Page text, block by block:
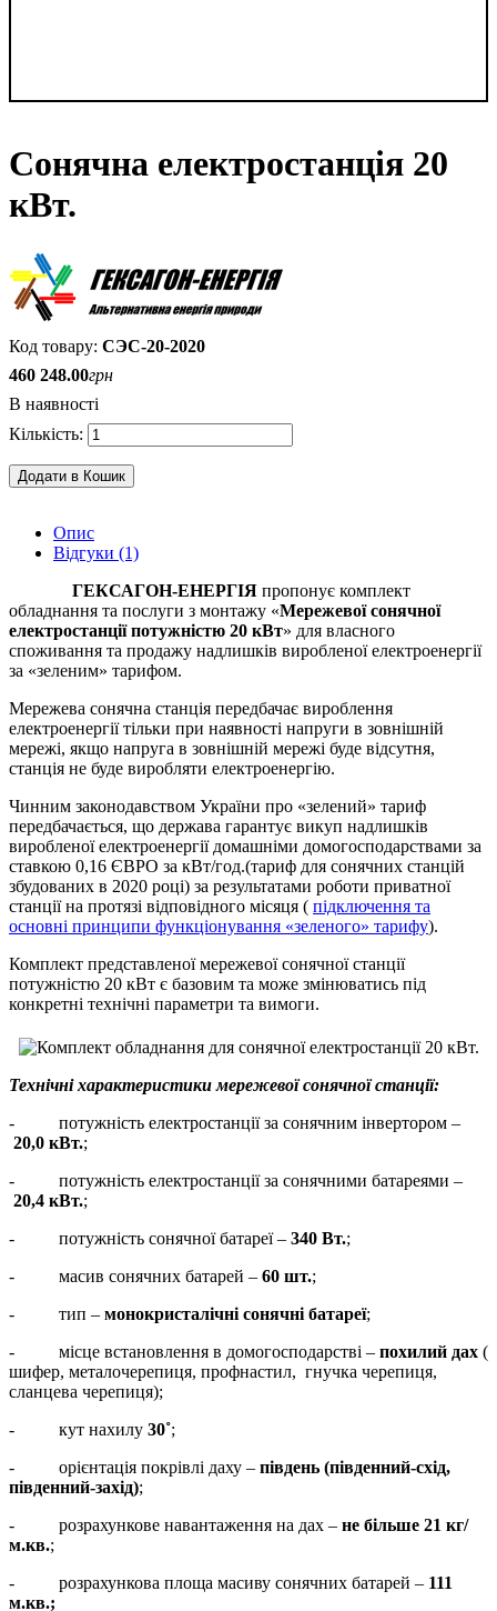
Сонячна електростанція 20
кВт.
СЭС-20-2020
460 248.00грн
В наявності
Додати в Кошик
Опис
Відгуки (1)
ГЕКСАГОН-ЕНЕРГІЯпропонує комплект
обладнання та послуги з монтажу «Мережевої сонячної
електростанції потужністю 20 кВт» для власного
споживання та продажу надлишків виробленої електроенергії
за «зеленим» тарифом.
Мережева сонячна станція передбачає вироблення
електроенергії тільки при наявності напруги в зовнішній
мережі, якщо напруга в зовнішній мережі буде відсутня,
станція не буде виробляти електроенергію.
Чинним законодавством України про «зелений» тариф
передбачається, що держава гарантує викуп надлишків
виробленої електроенергії домашніми домогосподарствами за
ставкою 0,16 ЄВРО за кВт/год.(тариф для сонячних станцій
збудованих в 2020 році) за результатами роботи приватної
станції на протязі відповідного місяця ( підключення та
основні принципи функціонування «зеленого» тарифу).
Комплект представленої мережевої сонячної станції
потужністю 20 кВт є базовим та може змінюватись під
конкретні технічні параметри та вимоги.
Технічні характеристики мережевої сонячної станції:
- потужність електростанції за сонячним інвертором –
20,0 кВт.;
- потужність електростанції за сонячними батареями –
20,4 кВт.;
- потужність сонячної батареї – 340 Вт.;
- масив сонячних батарей – 60 шт.;
- тип – монокристалічні сонячні батареї;
- місце встановлення в домогосподарстві – похилий дах (
шифер, металочерепиця, профнастил, гнучка черепиця,
сланцева черепиця);
- кут нахилу 30˚;
- орієнтація покрівлі даху – південь (південний-схід,
південний-захід);
- розрахункове навантаження на дах – не більше 21 кг/
м.кв.;
- розрахункова площа масиву сонячних батарей – 111
м.кв.;